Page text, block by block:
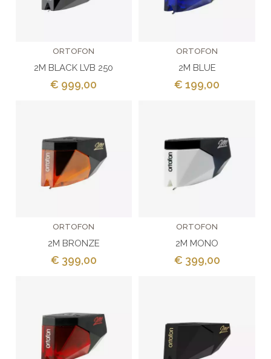
ORTOFON
2M BLACK LVB 250
€ 999,00
ORTOFON
2M BLUE
€ 199,00
ORTOFON
2M BRONZE
€ 399,00
ORTOFON
2M MONO
€ 399,00